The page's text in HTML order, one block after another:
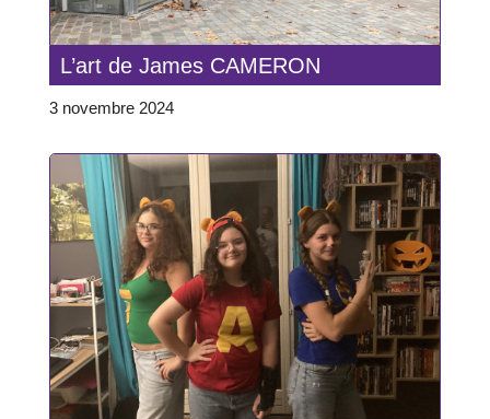
L’art de James CAMERON
3 novembre 2024